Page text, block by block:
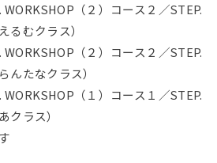
（２）コース２／STEP.
るむクラス）
（２）コース２／STEP.
んたなクラス）
（１）コース１／STEP.
クラス）